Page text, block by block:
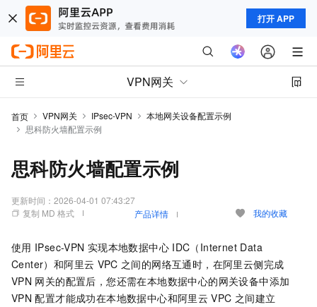
打开 APP
VPN网关
首页 VPN网关 IPsec-VPN
本地网关设备配置示例
思科防火墙配置示例
思科防火墙配置示例
更新时间： 2026-04-01 07:43:27
复制 MD 格式
产品详情 我的收藏
使用 IPsec-VPN 实现本地数据中心 IDC（Internet Data
Center）和阿里云 VPC 之间的网络互通时，在阿里云侧完成
VPN 网关的配置后，您还需在本地数据中心的网关设备中添加
VPN 配置才能成功在本地数据中心和阿里云 VPC 之间建立